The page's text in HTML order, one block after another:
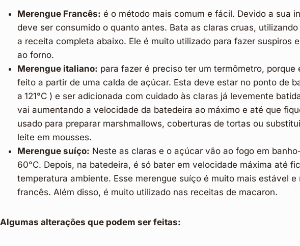
Merengue Francês: é o método mais comum e fácil. Devido a sua
deve ser consumido o quanto antes. Bata as claras cruas,
a receita completa abaixo. Ele é muito utilizado para fazer suspiros
ao forno.
Merengue italiano: para fazer é preciso ter um termômetro, porque
feito a partir de uma calda de açúcar. Esta deve estar no ponto de
a 121°C ) e ser adicionada com cuidado às claras já levemente
vai aumentando a velocidade da batedeira ao máximo e até que
usado para preparar marshmallows, coberturas de tortas ou
leite em mousses.
Merengue suíço: Neste as claras e o açúcar vão ao fogo em
60°C. Depois, na batedeira, é só bater em velocidade máxima até
temperatura ambiente. Esse merengue suíço é muito mais estável e
francês. Além disso, é muito utilizado nas receitas de macaron.
Algumas alterações que podem ser feitas: